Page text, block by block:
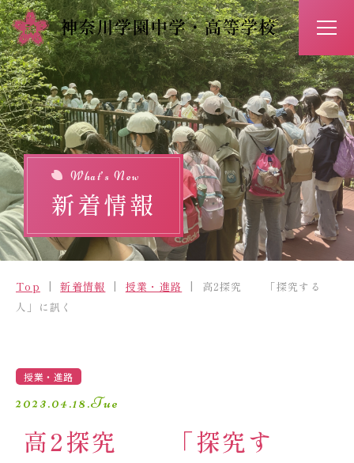
アクセス お問い合わせ
入試情報 イベント予約
Top
新着情報
学校紹介
学園生活
進路・進学
入試情報
What’s New
新着情報
Top 新着情報 授業・進路
高2探究 「探究する
人」に訊く
授業・進路
2023.04.18.Tue
高2探究 「探究す